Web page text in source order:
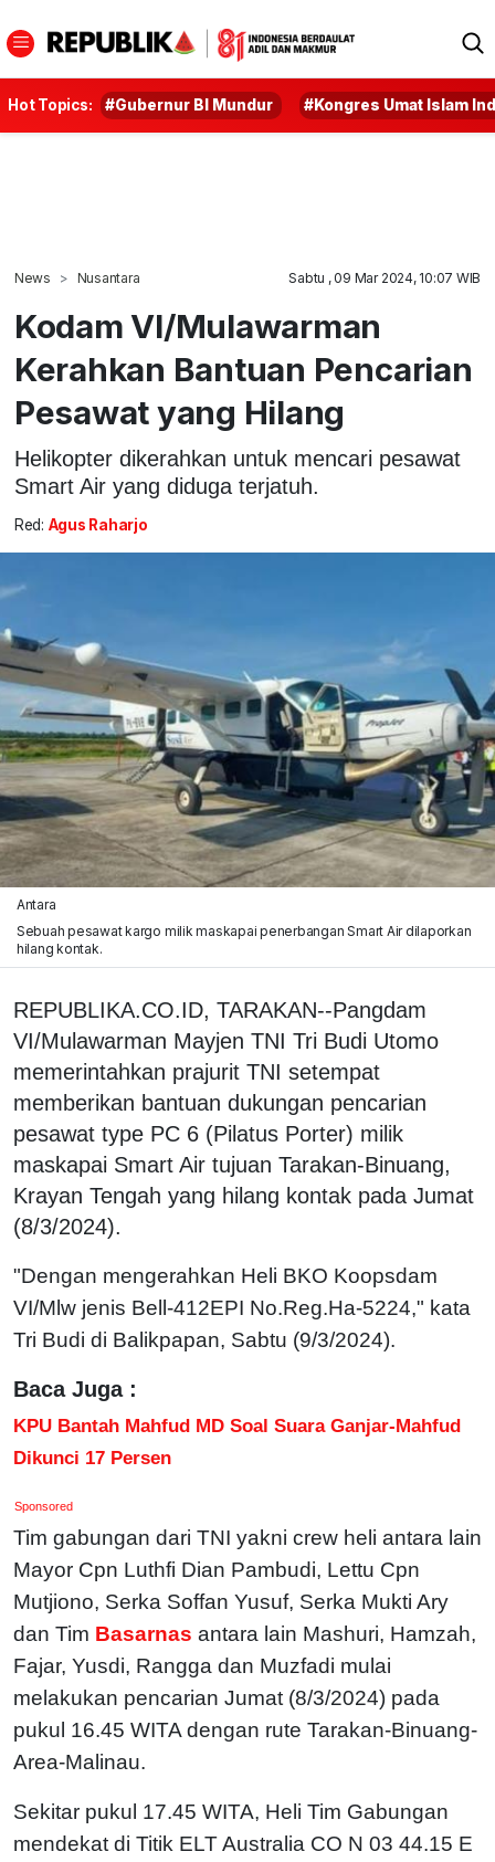
Hot Topics: #Gubernur BI Mundur #Kongres Umat Islam
News Nusantara Sabtu , 09 Mar 2024, 10:07 WIB
Kodam VI/Mulawarman
Kerahkan Bantuan Pencarian
Pesawat yang Hilang
Helikopter dikerahkan untuk mencari pesawat
Smart Air yang diduga terjatuh.
Red: Agus Raharjo
Antara
Sebuah pesawat kargo milik maskapai penerbangan Smart Air dilaporkan
hilang kontak.
REPUBLIKA.CO.ID, TARAKAN--Pangdam
VI/Mulawarman Mayjen TNI Tri Budi Utomo
memerintahkan prajurit TNI setempat
memberikan bantuan dukungan pencarian
pesawat type PC 6 (Pilatus Porter) milik
maskapai Smart Air tujuan Tarakan-Binuang,
Krayan Tengah yang hilang kontak pada Jumat
(8/3/2024).
"Dengan mengerahkan Heli BKO Koopsdam
VI/Mlw jenis Bell-412EPI No.Reg.Ha-5224," kata
Tri Budi di Balikpapan, Sabtu (9/3/2024).
Baca Juga :
KPU Bantah Mahfud MD Soal Suara Ganjar-Mahfud
Dikunci 17 Persen
Sponsored
Tim gabungan dari TNI yakni crew heli antara lain
Mayor Cpn Luthfi Dian Pambudi, Lettu Cpn
Mutjiono, Serka Soffan Yusuf, Serka Mukti Ary
dan Tim Basarnas antara lain Mashuri, Hamzah,
Fajar, Yusdi, Rangga dan Muzfadi mulai
melakukan pencarian Jumat (8/3/2024) pada
pukul 16.45 WITA dengan rute Tarakan-Binuang-
Area-Malinau.
Sekitar pukul 17.45 WITA, Heli Tim Gabungan
mendekat di Titik ELT Australia CO N 03 44.15 E